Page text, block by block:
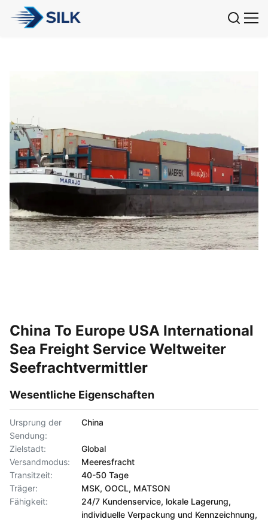
China To Europe USA International
Sea Freight Service Weltweiter
Seefrachtvermittler
Wesentliche Eigenschaften
Ursprung der
Sendung:
China
Zielstadt:
Global
Versandmodus:
Meeresfracht
Transitzeit:
40-50 Tage
Träger:
MSK, OOCL, MATSON
Fähigkeit:
24/7 Kundenservice, lokale Lagerung,
individuelle Verpackung und Kennzeichnung,